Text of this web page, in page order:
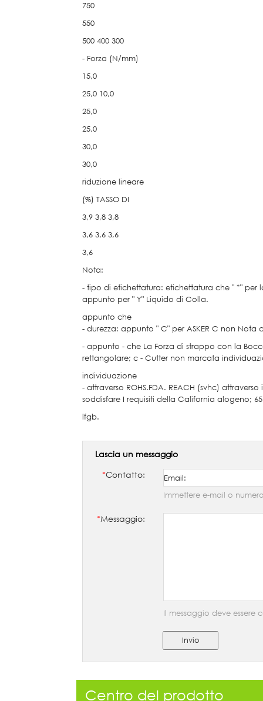
750
550
500 400 300
- Forza (N/mm)
15,0
25,0 10,0
25,0
25,0
30,0
30,0
riduzione lineare
(%) TASSO DI
3,9 3,8 3,8
3,6 3,6 3,6
3,6
Nota:
- tipo di etichettatura: etichettatura che " *" per
appunto per " Y" Liquido di Colla.
appunto che
- durezza: appunto " C" per ASKER C non Nota
- appunto - che La Forza di strappo con la
rettangolare; c - Cutter non marcata
individuazione
- attraverso ROHS.FDA. REACH (svhc)
soddisfare I requisiti della California alogeno;
lfgb.
Lascia un messaggio
*Contatto:
Immettere e-mail o
*Messaggio:
Il messaggio deve essere
Invio
Centro del prodotto